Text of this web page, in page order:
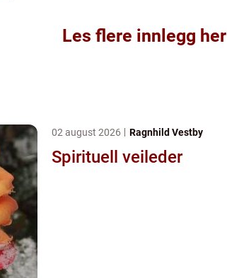
Les flere innlegg her
02 august 2026 Ragnhild Vestby
Spirituell veileder